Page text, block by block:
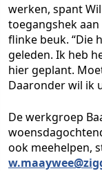
werken, spant
toegangshek
flinke beuk. “Die
geleden. Ik heb
hier geplant.
Daaronder wil ik
De werkgroep
ook meehelpen,